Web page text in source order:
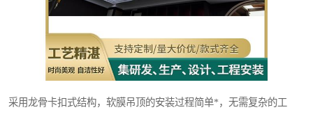
采用龙骨卡扣式结构，软膜吊顶的安装过程简单*，无需复杂的工